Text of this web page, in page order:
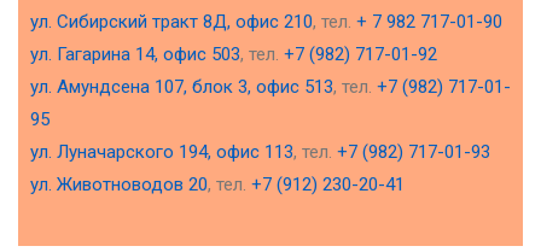
ул. Сибирский тракт 8Д, офис 210, тел. + 7 982 717-01-90
ул. Гагарина 14, офис 503, тел. +7 (982) 717-01-92
ул. Амундсена 107, блок 3, офис 513, тел. +7 (982) 717-01-
95
ул. Луначарского 194, офис 113, тел. +7 (982) 717-01-93
ул. Животноводов 20, тел. +7 (912) 230-20-41